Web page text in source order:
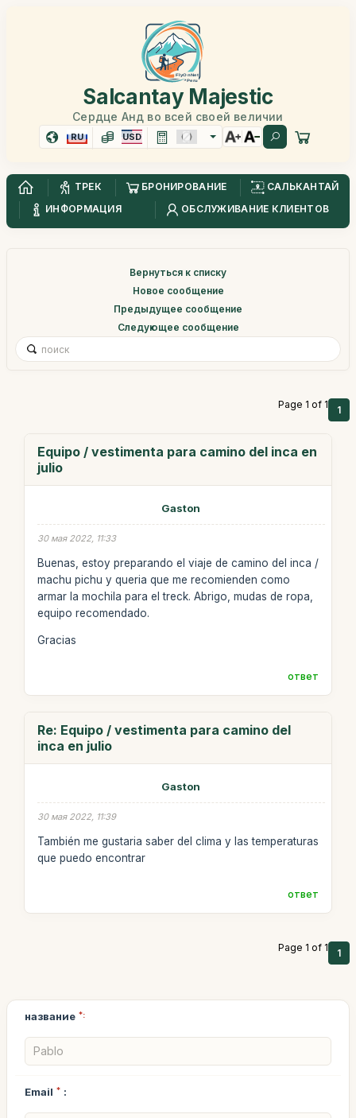
Salcantay Majestic
Сердце Анд во всей своей величии
RU USD
ТРЕК БРОНИРОВАНИЕ
САЛЬКАНТАЙ
ИНФОРМАЦИЯ
ОБСЛУЖИВАНИЕ КЛИЕНТОВ
Вернуться к списку
Новое сообщение
Предыдущее сообщение
Следующее сообщение
Page 1 of 1 1
Equipo / vestimenta para camino del inca en
julio
Gaston
30 мая 2022, 11:33
Buenas, estoy preparando el viaje de camino del inca /
machu pichu y queria que me recomienden como
armar la mochila para el treck. Abrigo, mudas de ropa,
equipo recomendado.
Gracias
ответ
Re: Equipo / vestimenta para camino del
inca en julio
Gaston
30 мая 2022, 11:39
También me gustaria saber del clima y las temperaturas
que puedo encontrar
ответ
Page 1 of 1 1
название *:
Email * :